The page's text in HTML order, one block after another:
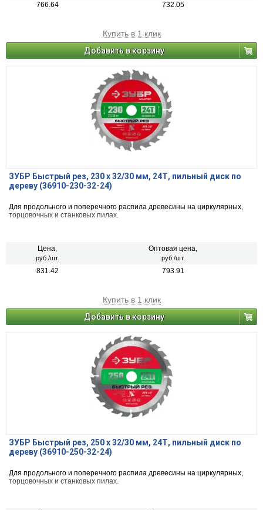
766.64 732.05
Купить в 1 клик
Добавить в корзину
ЗУБР Быстрый рез, 230 x 32/30 мм, 24Т, пильный диск по
дереву (36910-230-32-24)
Для продольного и поперечного распила древесины на циркулярных,
торцовочных и станковых пилах.
Цена,
руб./шт.
Оптовая цена,
руб./шт.
831.42 793.91
Купить в 1 клик
Добавить в корзину
ЗУБР Быстрый рез, 250 x 32/30 мм, 24Т, пильный диск по
дереву (36910-250-32-24)
Для продольного и поперечного распила древесины на циркулярных,
торцовочных и станковых пилах.